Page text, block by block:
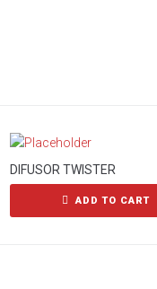
DIFUSOR TWISTER
ADD TO CART